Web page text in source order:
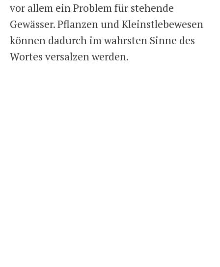
vor allem ein Problem für stehende
Gewässer. Pflanzen und Kleinstlebewesen
können dadurch im wahrsten Sinne des
Wortes versalzen werden.